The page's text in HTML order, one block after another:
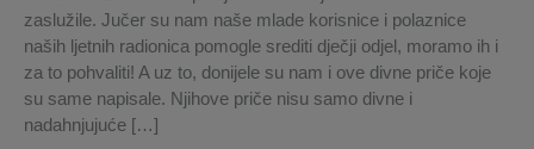
zaslužile. Jučer su nam naše mlade korisnice i polaznice
naših ljetnih radionica pomogle srediti dječji odjel, moramo ih i
za to pohvaliti! A uz to, donijele su nam i ove divne priče koje
su same napisale. Njihove priče nisu samo divne i
nadahnjujuće […]